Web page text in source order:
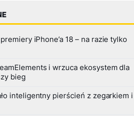
iPhone’a 18 – na razie tylko
i wrzuca ekosystem dla
bieg
inteligentny pierścień z zegarkiem i